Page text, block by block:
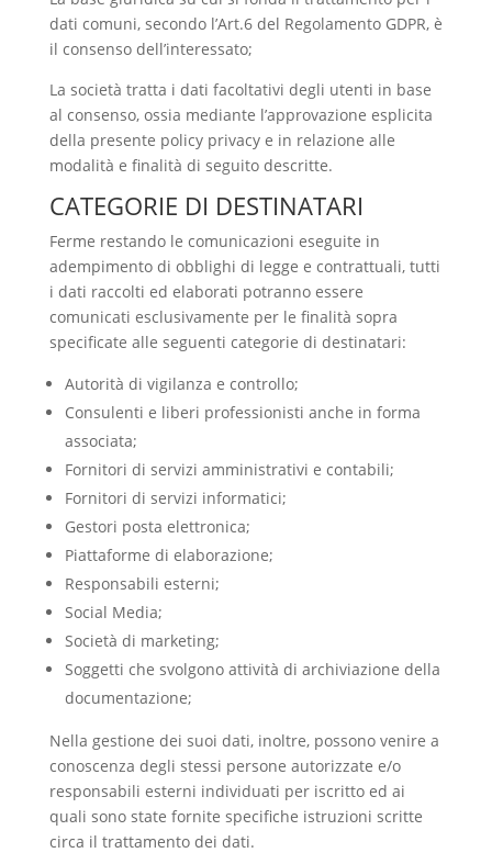
dati comuni, secondo l’Art.6 del Regolamento GDPR, è
il consenso dell’interessato;
La società tratta i dati facoltativi degli utenti in base
al consenso, ossia mediante l’approvazione esplicita
della presente policy privacy e in relazione alle
modalità e finalità di seguito descritte.
CATEGORIE DI DESTINATARI
Ferme restando le comunicazioni eseguite in
adempimento di obblighi di legge e contrattuali, tutti
i dati raccolti ed elaborati potranno essere
comunicati esclusivamente per le finalità sopra
specificate alle seguenti categorie di destinatari:
Autorità di vigilanza e controllo;
Consulenti e liberi professionisti anche in forma
associata;
Fornitori di servizi amministrativi e contabili;
Fornitori di servizi informatici;
Gestori posta elettronica;
Piattaforme di elaborazione;
Responsabili esterni;
Social Media;
Società di marketing;
Soggetti che svolgono attività di archiviazione della
documentazione;
Nella gestione dei suoi dati, inoltre, possono venire a
conoscenza degli stessi persone autorizzate e/o
responsabili esterni individuati per iscritto ed ai
quali sono state fornite specifiche istruzioni scritte
circa il trattamento dei dati.